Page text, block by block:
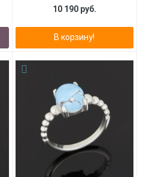
10 190 руб.
В корзину!